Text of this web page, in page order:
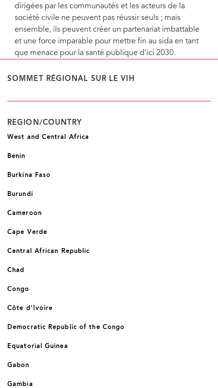
dirigées par les communautés et les acteurs de la
société civile ne peuvent pas réussir seuls ; mais
ensemble, ils peuvent créer un partenariat imbattable
et une force imparable pour mettre fin au sida en tant
que menace pour la santé publique d'ici 2030.
SOMMET RÉGIONAL SUR LE VIH
REGION/COUNTRY
West and Central Africa
Benin
Burkina Faso
Burundi
Cameroon
Cape Verde
Central African Republic
Chad
Congo
Côte d'Ivoire
Democratic Republic of the Congo
Equatorial Guinea
Gabon
Gambia